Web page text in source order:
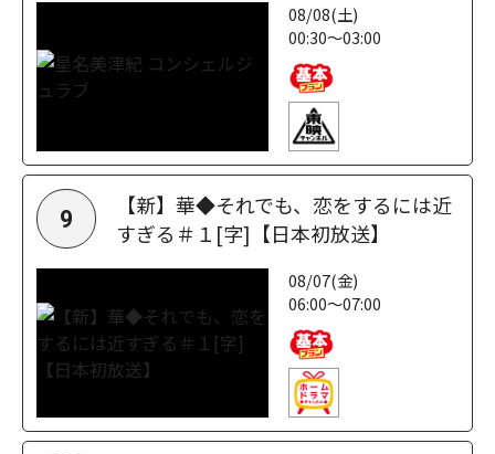
08/08(土)
00:30～03:00
9
【新】華◆それでも、恋をするには近
すぎる＃１[字]【日本初放送】
08/07(金)
06:00～07:00